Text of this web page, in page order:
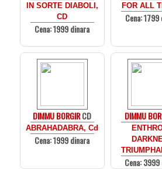
IN SORTE DIABOLI,
CD
Cena: 1999 dinara
FOR ALL
Cena:
DIMMU BORGIRCD
ABRAHADABRA, Cd
Cena: 1999 dinara
DIMMU
Cena: